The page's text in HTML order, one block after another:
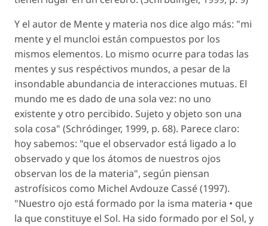
Y el autor de Mente y materia nos dice algo más: "mi
mente y el muncloi están compuestos por los
mismos elementos. Lo mismo ocurre para todas las
mentes y sus respéctivos mundos, a pesar de la
insondable abundancia de interacciones mutuas. El
mundo me es dado de una sola vez: no uno
existente y otro percibido. Sujeto y objeto son una
sola cosa" (Schródinger, 1999, p. 68). Parece claro:
hoy sabemos: "que el observador está ligado a lo
observado y que los átomos de nuestros ojos
observan los de la materia", según piensan
astrofísicos como Michel Avdouze Cassé (1997).
"Nuestro ojo está formado por la isma materia • que
la que constituye el Sol. Ha sido formado por el Sol, y